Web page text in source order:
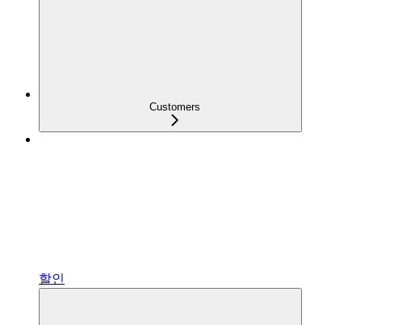
Customers
할인